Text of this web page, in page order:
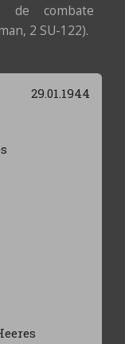
de combate
2 SU-122).
29.01.1944